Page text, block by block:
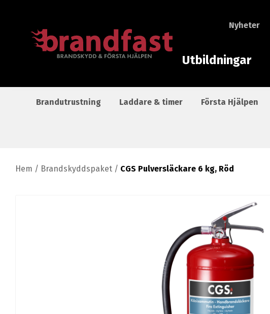
Nyheter
Utbildningar
Brandutrustning Laddare & timer Första Hjälpen
Hem / Brandskyddspaket / CGS Pulversläckare 6 kg, Röd